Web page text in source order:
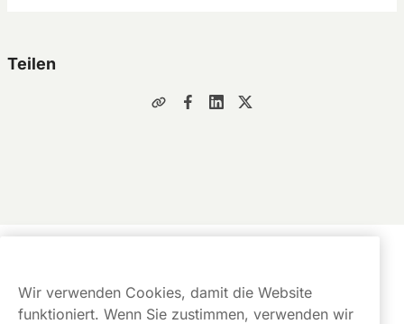
Teilen
Links
Wir verwenden Cookies, damit die Website
funktioniert. Wenn Sie zustimmen, verwenden wir